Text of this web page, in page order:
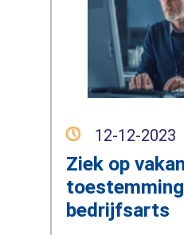
12-12-2023
Ziek op
toestemming
bedrijfsarts